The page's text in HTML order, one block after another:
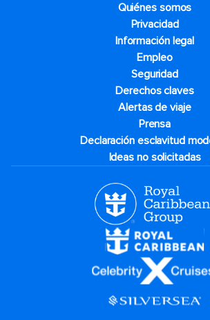
Quiénes somos
Privacidad
Información legal
Empleo
Seguridad
Derechos claves
Alertas de viaje
Prensa
Declaración esclavitud
Ideas no solicitadas